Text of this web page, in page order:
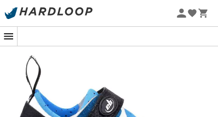
Promos d'été 🔥 -5 % EXTRA dès 2 produits* code Summer5